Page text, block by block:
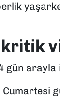
kritik
gün arayla